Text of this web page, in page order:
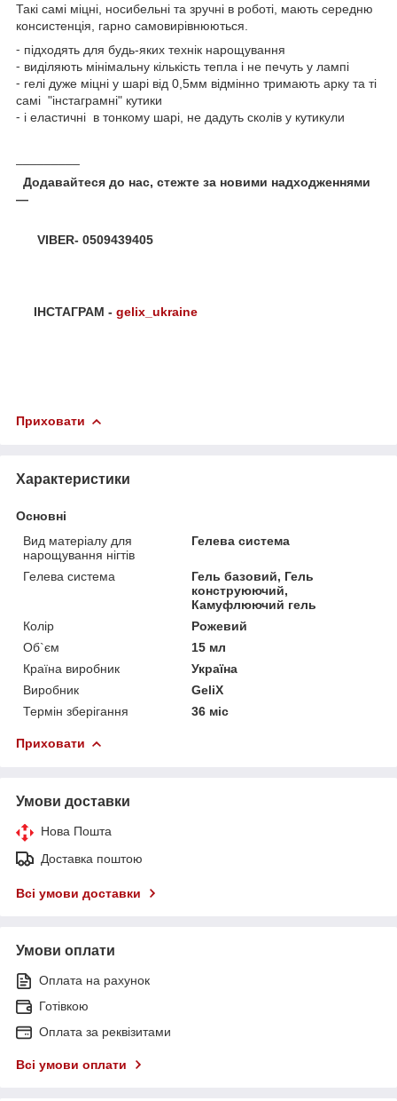
Такі самі міцні, носибельні та зручні в роботі, мають середню
консистенція, гарно самовирівнюються.
⁃ підходять для будь-яких технік нарощування
⁃ виділяють мінімальну кількість тепла і не печуть у лампі
⁃ гелі дуже міцні у шарі від 0,5мм відмінно тримають арку та ті
самі "інстаграмні" кутики
⁃ і еластичні в тонкому шарі, не дадуть сколів у кутикули
Додавайтеся до нас, стежте за новими надходженнями
—
VIBER- 0509439405
ІНСТАГРАМ - gelix_ukraine
Приховати
Характеристики
Основні
Вид матеріалу для
нарощування нігтів
Гелева система
Гелева система
Гель базовий, Гель
конструюючий,
Камуфлюючий гель
Колір
Рожевий
Об`єм
15 мл
Країна виробник
Україна
Виробник
GeliX
Термін зберігання
36 міс
Приховати
Умови доставки
Нова Пошта
Доставка поштою
Всі умови доставки
Умови оплати
Оплата на рахунок
Готівкою
Оплата за реквізитами
Всі умови оплати